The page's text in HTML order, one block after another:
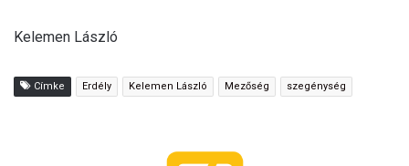
Kelemen László
Címke Erdély Kelemen László Mezőség szegénység